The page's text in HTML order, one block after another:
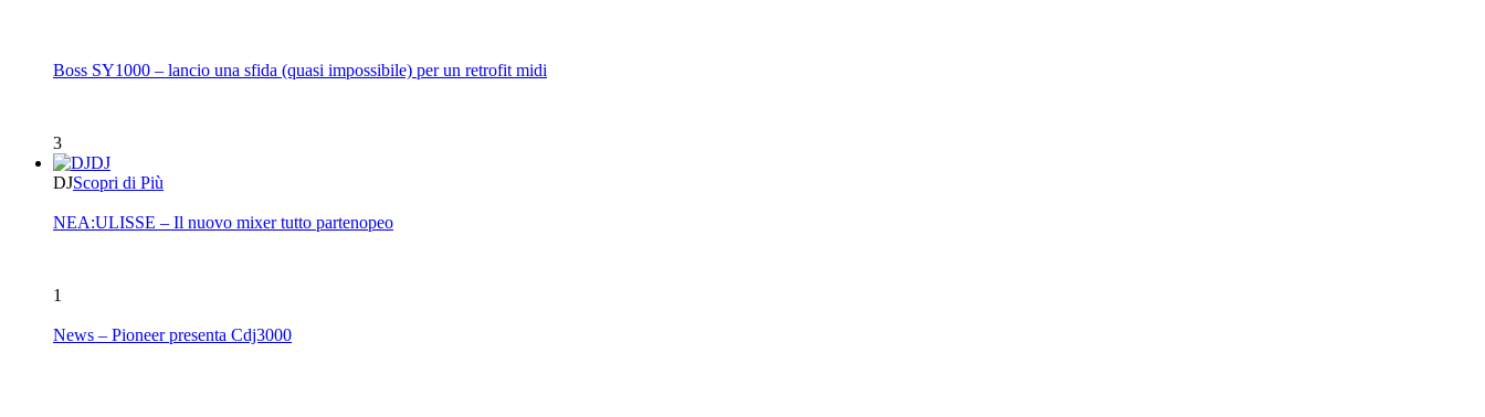
Boss SY1000 – lancio una sfida (quasi impossibile) per un retrofit midi
3
DJ
DJScopri di Più
NEA:ULISSE – Il nuovo mixer tutto partenopeo
1
News – Pioneer presenta Cdj3000